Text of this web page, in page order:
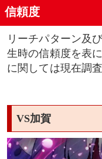
信頼度
リーチパターン及
生時の信頼度を表
に関しては現在調
VS加賀